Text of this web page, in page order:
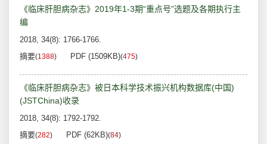
《临床肝胆病杂志》2019年1-3期“重点号”选题及各期执行主
编
2018, 34(8): 1766-1766.
摘要(1388) PDF (1509KB)(475)
《临床肝胆病杂志》被日本科学技术振兴机构数据库(中国)
(JSTChina)收录
2018, 34(8): 1792-1792.
摘要(282) PDF (62KB)(84)